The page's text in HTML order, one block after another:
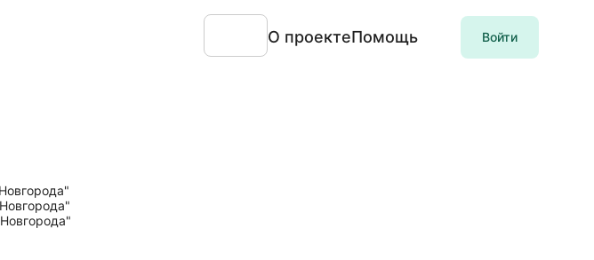
О проектеПомощь Войти